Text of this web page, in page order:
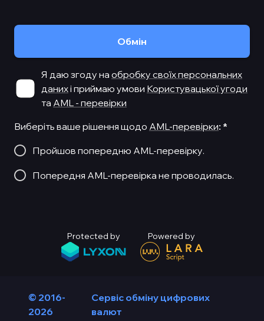
Обмiн
Я даю згоду на обробку своїх персональних
данихі приймаю умови Користувацької угоди
та AML - перевірки
Виберіть ваше рішення щодо AML-перевірки: *
Пройшов попередню AML-перевірку.
Попередня AML-перевірка не проводилась.
Protected by Powered by
© 2016-
2026
Сервіс обміну цифрових
валют